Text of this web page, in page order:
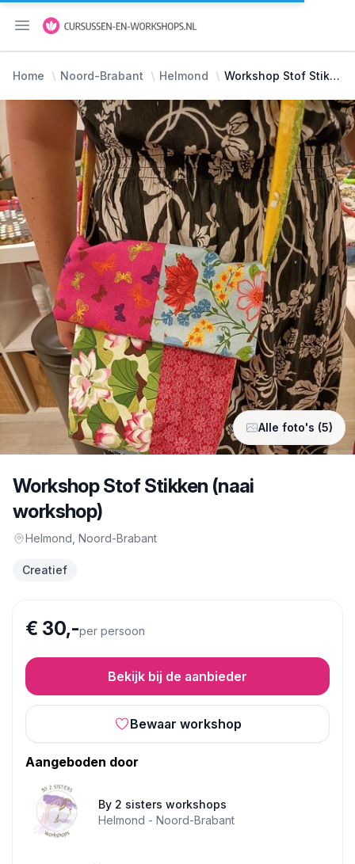
Menu openen
Home Noord-Brabant Helmond Workshop Stof Stikken (naai workshop)
Alle foto's (5)
Workshop Stof Stikken (naai
workshop)
Helmond , Noord-Brabant
Creatief
€ 30,-per persoon
Bekijk bij de aanbieder
Bewaar workshop
Aangeboden door
By 2 sisters workshops
Helmond - Noord-Brabant